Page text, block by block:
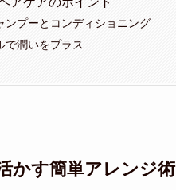
ンプーとコンディショニング
で潤いをプラス
かす簡単アレンジ術